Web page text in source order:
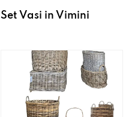
Set Vasi in Vimini